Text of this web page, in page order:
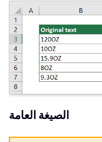
الصيغة العامة